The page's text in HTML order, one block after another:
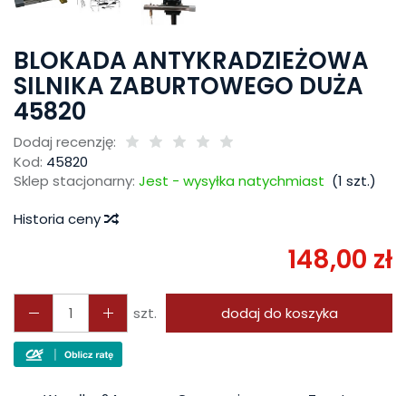
BLOKADA ANTYKRADZIEŻOWA
SILNIKA ZABURTOWEGO DUŻA
45820
Dodaj recenzję:
Kod: 45820
Sklep stacjonarny: Jest - wysyłka natychmiast (1 szt.)
Historia ceny
148,00 zł
szt. dodaj do koszyka